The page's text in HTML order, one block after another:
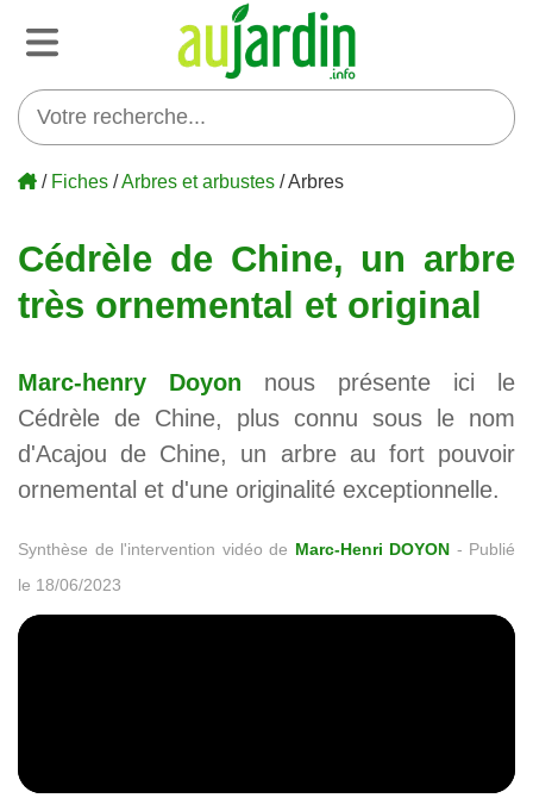
/ Fiches /Arbres et arbustes / Arbres
Cédrèle de Chine, un arbre
très ornemental et original
Marc-henry Doyon nous présente ici le
Cédrèle de Chine, plus connu sous le nom
d'Acajou de Chine, un arbre au fort pouvoir
ornemental et d'une originalité exceptionnelle.
Synthèse de l'intervention vidéo de Marc-Henri DOYON - Publié
le 18/06/2023